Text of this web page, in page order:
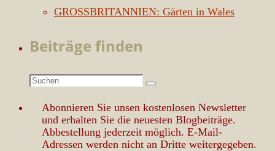
GROSSBRITANNIEN: Gärten in Wales
Beiträge finden
Suchen
Suchen
Abonnieren Sie unsen kostenlosen Newsletter
und erhalten Sie die neuesten Blogbeiträge.
Abbestellung jederzeit möglich. E-Mail-
Adressen werden nicht an Dritte weitergegeben.